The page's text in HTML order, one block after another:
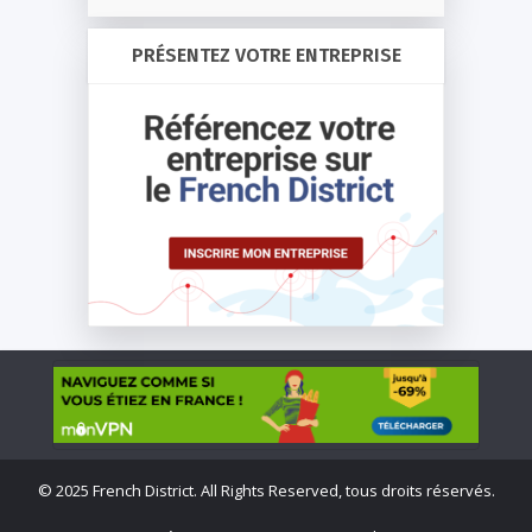
PRÉSENTEZ VOTRE ENTREPRISE
© 2025 French District. All Rights Reserved, tous droits réservés.